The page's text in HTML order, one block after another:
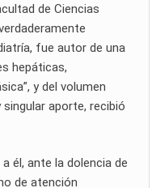
de Ciencias
fue autor de una
hepáticas,
y del volumen
aporte, recibió
él, ante la dolencia de
de atención